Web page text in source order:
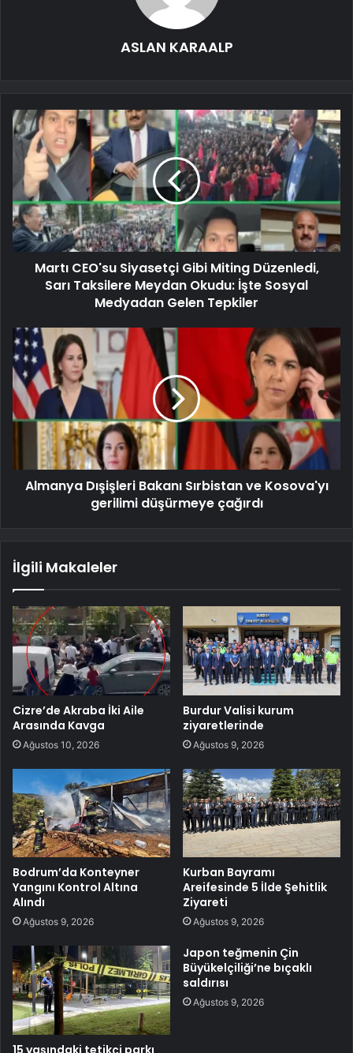
ASLAN KARAALP
Martı CEO'su Siyasetçi Gibi Miting Düzenledi,
Sarı Taksilere Meydan Okudu: İşte Sosyal
Medyadan Gelen Tepkiler
Almanya Dışişleri Bakanı Sırbistan ve Kosova'yı
gerilimi düşürmeye çağırdı
İlgili Makaleler
Cizre’de Akraba İki Aile
Arasında Kavga
Ağustos 10, 2026
Burdur Valisi kurum
ziyaretlerinde
Ağustos 9, 2026
Bodrum’da Konteyner
Yangını Kontrol Altına
Alındı
Ağustos 9, 2026
Kurban Bayramı
Areifesinde 5 İlde Şehitlik
Ziyareti
Ağustos 9, 2026
Japon teğmenin Çin
Büyükelçiliği’ne bıçaklı
saldırısı
Ağustos 9, 2026